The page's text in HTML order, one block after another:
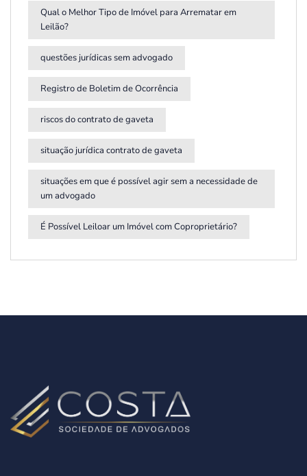
Qual o Melhor Tipo de Imóvel para Arrematar em
Leilão?
questões jurídicas sem advogado
Registro de Boletim de Ocorrência
riscos do contrato de gaveta
situação jurídica contrato de gaveta
situações em que é possível agir sem a necessidade de
um advogado
É Possível Leiloar um Imóvel com Coproprietário?